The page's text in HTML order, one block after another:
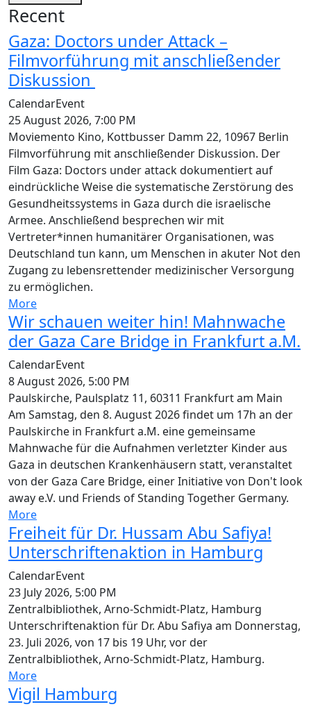
Recent
Gaza: Doctors under Attack –
Filmvorführung mit anschließender
Diskussion
CalendarEvent
25 August 2026, 7:00 PM
Moviemento Kino, Kottbusser Damm 22, 10967 Berlin
Filmvorführung mit anschließender Diskussion. Der
Film Gaza: Doctors under attack dokumentiert auf
eindrückliche Weise die systematische Zerstörung des
Gesundheitssystems in Gaza durch die israelische
Armee. Anschließend besprechen wir mit
Vertreter*innen humanitärer Organisationen, was
Deutschland tun kann, um Menschen in akuter Not den
Zugang zu lebensrettender medizinischer Versorgung
zu ermöglichen.
More
Wir schauen weiter hin! Mahnwache
der Gaza Care Bridge in Frankfurt a.M.
CalendarEvent
8 August 2026, 5:00 PM
Paulskirche, Paulsplatz 11, 60311 Frankfurt am Main
Am Samstag, den 8. August 2026 findet um 17h an der
Paulskirche in Frankfurt a.M. eine gemeinsame
Mahnwache für die Aufnahmen verletzter Kinder aus
Gaza in deutschen Krankenhäusern statt, veranstaltet
von der Gaza Care Bridge, einer Initiative von Don't look
away e.V. und Friends of Standing Together Germany.
More
Freiheit für Dr. Hussam Abu Safiya!
Unterschriftenaktion in Hamburg
CalendarEvent
23 July 2026, 5:00 PM
Zentralbibliothek, Arno-Schmidt-Platz, Hamburg
Unterschriftenaktion für Dr. Abu Safiya am Donnerstag,
23. Juli 2026, von 17 bis 19 Uhr, vor der
Zentralbibliothek, Arno-Schmidt-Platz, Hamburg.
More
Vigil Hamburg